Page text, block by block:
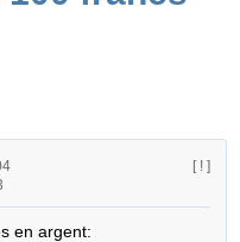
[ ! ]
en argent: